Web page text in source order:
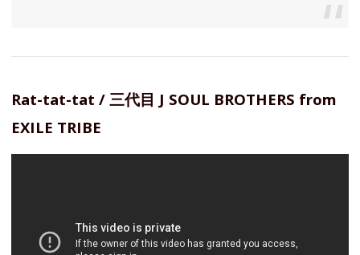
Rat-tat-tat / 三代目 J SOUL BROTHERS from
EXILE TRIBE